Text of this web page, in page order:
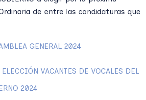
de entre las candidaturas que
GENERAL 2024
VACANTES DE VOCALES DEL
2024